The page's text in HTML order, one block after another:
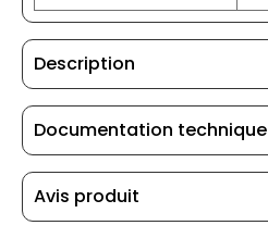
Description
Documentation technique
Avis produit